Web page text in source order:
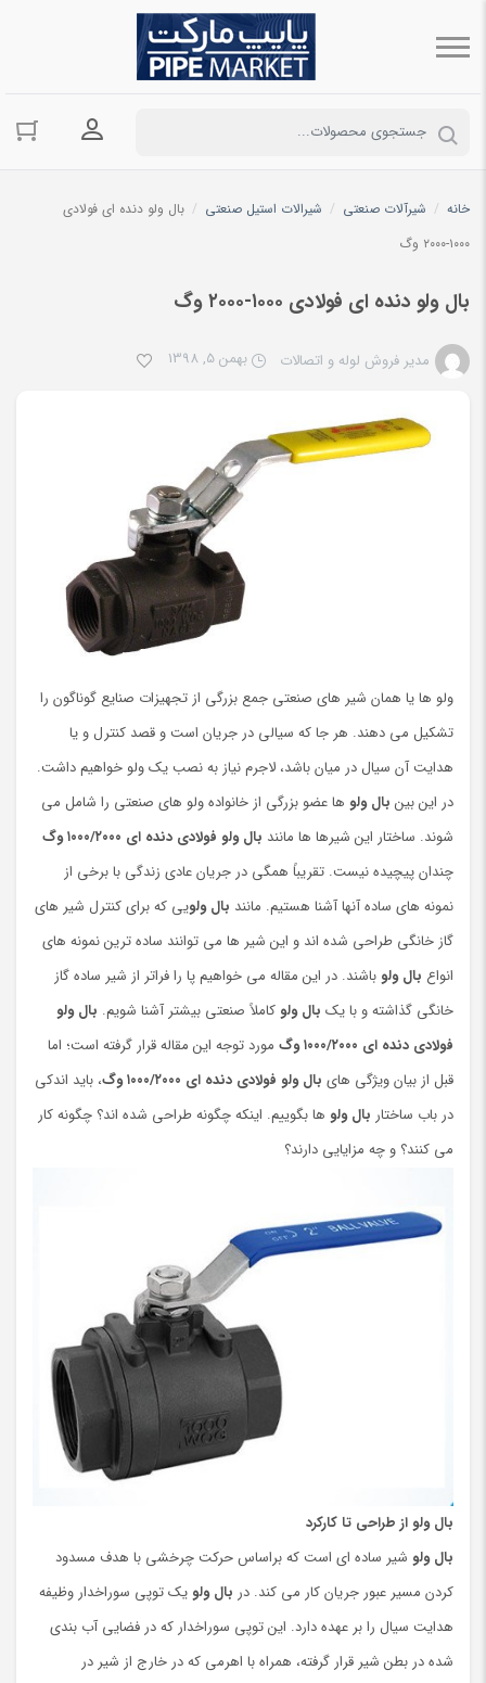
ورود به
خانه / شیرآلات صنعتی / شیرالات استیل صنعتی / بال ولو دنده ای فولادی
۱۰۰۰-۲۰۰۰ وگ
بال ولو دنده ای فولادی ۱۰۰۰-۲۰۰۰ وگ
مدیر فروش لوله و اتصالات بهمن 5, 1398
ولو ها یا همان شیر های صنعتی جمع بزرگی از تجهیزات صنایع گوناگون را
تشکیل می دهند. هر جا که سیالی در جریان است و قصد کنترل و یا
هدایت آن سیال در میان باشد، لاجرم نیاز به نصب یک ولو خواهیم داشت.
در این بین بال ولو ها عضو بزرگی از خانواده ولو های صنعتی را شامل می
‌شوند. ساختار این شیرها ها مانند بال ولو فولادی دنده ای ۱۰۰۰/۲۰۰۰ وگ
چندان پیچیده نیست. تقریباً همگی در جریان عادی زندگی با برخی از
نمونه های ساده آنها آشنا هستیم. مانند بال ولویی که برای کنترل شیر های
گاز خانگی طراحی شده ‌اند و این شیر ها می توانند ساده ترین نمونه های
انواع بال ولو باشند. در این مقاله می خواهیم پا را فراتر از شیر ساده گاز
خانگی گذاشته و با یک بال ولو کاملاً صنعتی بیشتر آشنا شویم. بال ولو
فولادی دنده ای ۱۰۰۰/۲۰۰۰ وگ
مورد توجه این مقاله قرار گرفته است؛ اما
قبل از بیان ویژگی ‌های بال ولو فولادی دنده ای ۱۰۰۰/۲۰۰۰ وگ
، باید اندکی
در باب ساختار بال ولو ها بگوییم. اینکه چگونه طراحی شده اند؟ چگونه کار
می کنند؟ و چه مزایایی دارند؟
بال ولو از طراحی تا کارکرد
بال ولو شیر ساده ای است که براساس حرکت چرخشی با هدف مسدود
کردن مسیر عبور جریان کار می کند. در بال ولو یک توپی سوراخدار وظیفه
هدایت سیال را بر عهده دارد. این توپی سوراخدار که در فضایی آب بندی
شده در بطن شیر قرار گرفته، همراه با اهرمی که در خارج از شیر در